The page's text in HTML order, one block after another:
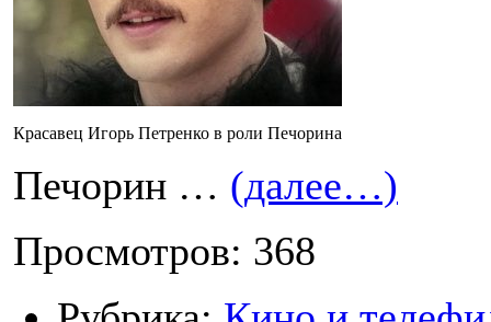
Красавец Игорь Петренко в роли Печорина
Печорин … (далее…)
Просмотров: 368